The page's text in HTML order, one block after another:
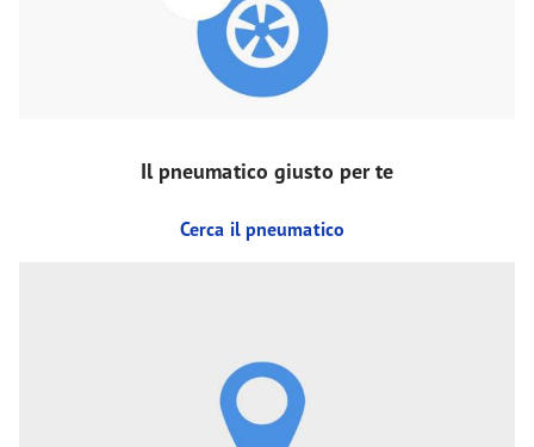
Il pneumatico giusto per te
Cerca il pneumatico